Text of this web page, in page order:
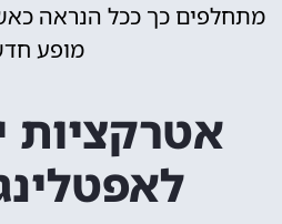
מתחלפים כך ככל הנראה
מופע
אטרקציות